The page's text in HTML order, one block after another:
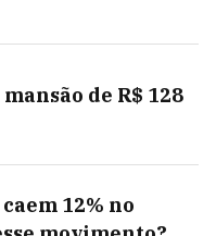
de R$ 128
12% no